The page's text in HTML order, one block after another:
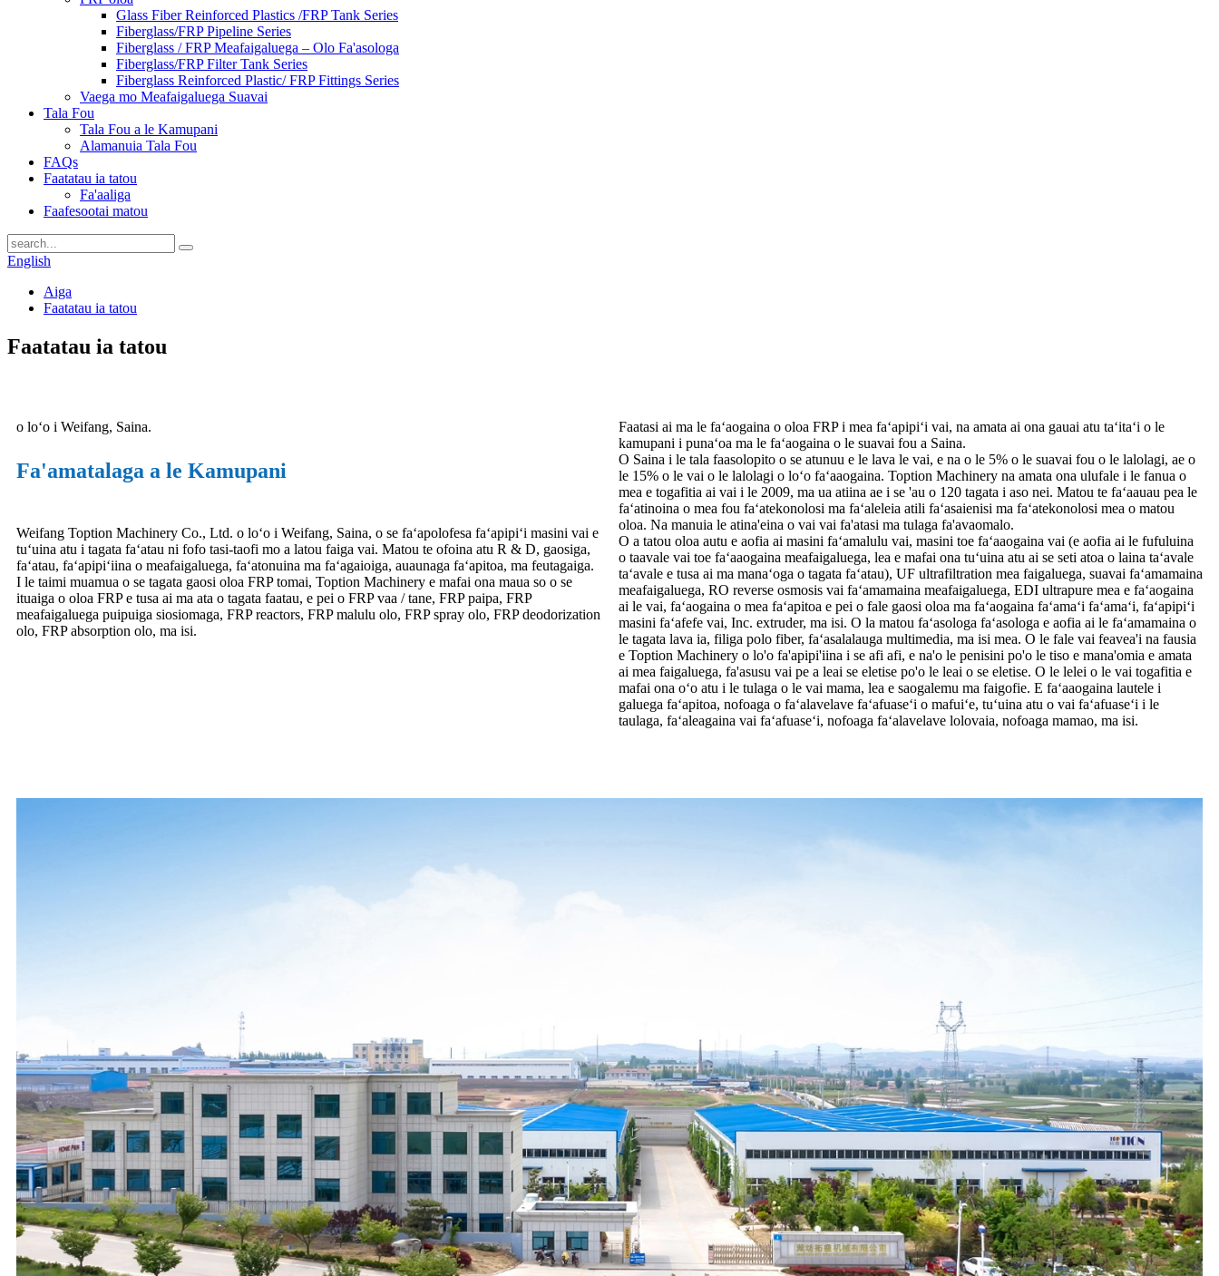
Glass Fiber Reinforced Plastics /FRP Tank Series
Fiberglass/FRP Pipeline Series
Fiberglass / FRP Meafaigaluega – Olo Fa'asologa
Fiberglass/FRP Filter Tank Series
Fiberglass Reinforced Plastic/ FRP Fittings Series
Vaega mo Meafaigaluega Suavai
Tala Fou
Tala Fou a le Kamupani
Alamanuia Tala Fou
FAQs
Faatatau ia tatou
Fa'aaliga
Faafesootai matou
English
Aiga
Faatatau ia tatou
Faatatau ia tatou
o loʻo i Weifang, Saina.
Fa'amatalaga a le Kamupani
Weifang Toption Machinery Co., Ltd. o loʻo i Weifang, Saina, o se faʻapolofesa faʻapipiʻi masini vai e
tuʻuina atu i tagata faʻatau ni fofo tasi-taofi mo a latou faiga vai. Matou te ofoina atu R & D, gaosiga,
faʻatau, faʻapipiʻiina o meafaigaluega, faʻatonuina ma faʻagaioiga, auaunaga faʻapitoa, ma feutagaiga.
I le taimi muamua o se tagata gaosi oloa FRP tomai, Toption Machinery e mafai ona maua so o se
ituaiga o oloa FRP e tusa ai ma ata o tagata faatau, e pei o FRP vaa / tane, FRP paipa, FRP
meafaigaluega puipuiga siosiomaga, FRP reactors, FRP malulu olo, FRP spray olo, FRP deodorization
olo, FRP absorption olo, ma isi.
Faatasi ai ma le faʻaogaina o oloa FRP i mea faʻapipiʻi vai, na amata ai ona gauai atu taʻitaʻi o le
kamupani i punaʻoa ma le faʻaogaina o le suavai fou a Saina.
O Saina i le tala faasolopito o se atunuu e le lava le vai, e na o le 5% o le suavai fou o le lalolagi, ae o
le 15% o le vai o le lalolagi o loʻo faʻaaogaina. Toption Machinery na amata ona ulufale i le fanua o
mea e togafitia ai vai i le 2009, ma ua atiina ae i se 'au o 120 tagata i aso nei. Matou te faʻaauau pea le
faʻatinoina o mea fou faʻatekonolosi ma faʻaleleia atili faʻasaienisi ma faʻatekonolosi mea o matou
oloa. Na manuia le atina'eina o vai vai fa'atasi ma tulaga fa'avaomalo.
O a tatou oloa autu e aofia ai masini faʻamalulu vai, masini toe faʻaaogaina vai (e aofia ai le fufuluina
o taavale vai toe faʻaaogaina meafaigaluega, lea e mafai ona tuʻuina atu ai se seti atoa o laina taʻavale
taʻavale e tusa ai ma manaʻoga o tagata faʻatau), UF ultrafiltration mea faigaluega, suavai faʻamamaina
meafaigaluega, RO reverse osmosis vai faʻamamaina meafaigaluega, EDI ultrapure mea e faʻaogaina
ai le vai, faʻaogaina o mea faʻapitoa e pei o fale gaosi oloa ma faʻaogaina faʻamaʻi faʻamaʻi, faʻapipiʻi
masini faʻafefe vai, Inc. extruder, ma isi. O la matou faʻasologa faʻasologa e aofia ai le faʻamamaina o
le tagata lava ia, filiga polo fiber, faʻasalalauga multimedia, ma isi mea. O le fale vai feavea'i na fausia
e Toption Machinery o lo'o fa'apipi'iina i se afi afi, e na'o le penisini po'o le tiso e mana'omia e amata
ai mea faigaluega, fa'asusu vai pe a leai se eletise po'o le leai o se eletise. O le lelei o le vai togafitia e
mafai ona oʻo atu i le tulaga o le vai mama, lea e saogalemu ma faigofie. E faʻaaogaina lautele i
galuega faʻapitoa, nofoaga o faʻalavelave faʻafuaseʻi o mafuiʻe, tuʻuina atu o vai faʻafuaseʻi i le
taulaga, faʻaleagaina vai faʻafuaseʻi, nofoaga faʻalavelave lolovaia, nofoaga mamao, ma isi.